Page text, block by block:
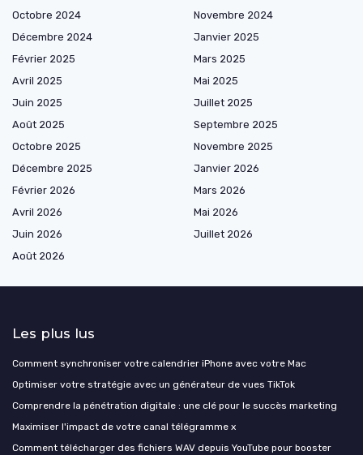
Octobre 2024
Novembre 2024
Décembre 2024
Janvier 2025
Février 2025
Mars 2025
Avril 2025
Mai 2025
Juin 2025
Juillet 2025
Août 2025
Septembre 2025
Octobre 2025
Novembre 2025
Décembre 2025
Janvier 2026
Février 2026
Mars 2026
Avril 2026
Mai 2026
Juin 2026
Juillet 2026
Août 2026
Les plus lus
Comment synchroniser votre calendrier iPhone avec votre Mac
Optimiser votre stratégie avec un générateur de vues TikTok
Comprendre la pénétration digitale : une clé pour le succès marketing
Maximiser l'impact de votre canal télégramme x
Comment télécharger des fichiers WAV depuis YouTube pour booster